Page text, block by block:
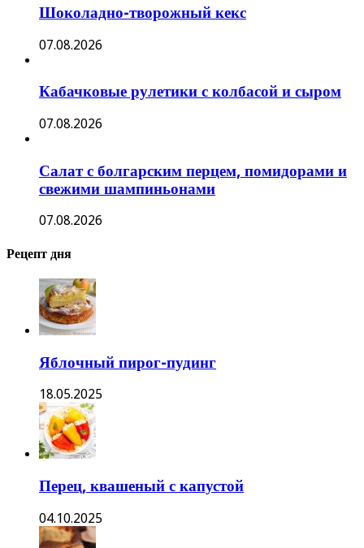
Шоколадно-творожный кекс
07.08.2026
Кабачковые рулетики с колбасой и сыром
07.08.2026
Салат с болгарским перцем, помидорами и
свежими шампиньонами
07.08.2026
Рецепт дня
Яблочный пирог-пудинг
18.05.2025
Перец, квашеный с капустой
04.10.2025